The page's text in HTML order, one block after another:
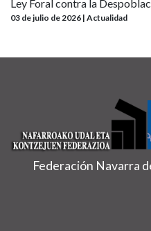
Ley Foral contra la
03 de julio de 2026 | Actualidad
Federación Navarra